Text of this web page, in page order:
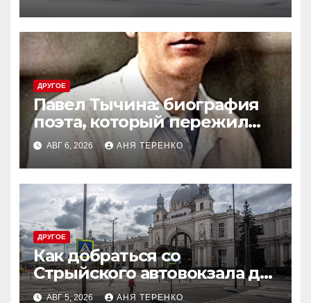
ДРУГОЕ
Павел Тычина: биография
поэта, который пережил
эпоху
АВГ 6, 2026 АНЯ ТЕРЕНКО
ДРУГОЕ
Как добраться со
Стрыйского автовокзала до
ЖД вокзала во Львове
АВГ 5, 2026 АНЯ ТЕРЕНКО